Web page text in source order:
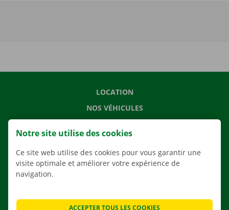
LOCATION
NOS VÉHICULES
AGENCES
APPLI
Notre site utilise des cookies
Ce site web utilise des cookies pour vous garantir une
visite optimale et améliorer votre expérience de
navigation.
ACCEPTER TOUS LES COOKIES